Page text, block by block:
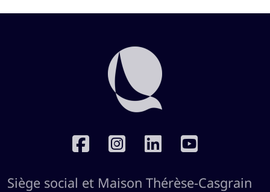
Siège social et Maison Thérèse-Casgrain